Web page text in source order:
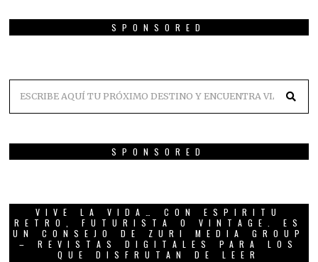
SPONSORED
SPONSORED
VIVE LA VIDA… CON ESPIRITU
RETRO, FUTURISTA O VINTAGE. ES
UN CONSEJO DE ZURI MEDIA GROUP
– REVISTAS DIGITALES PARA LOS
QUE DISFRUTAN DE LEER